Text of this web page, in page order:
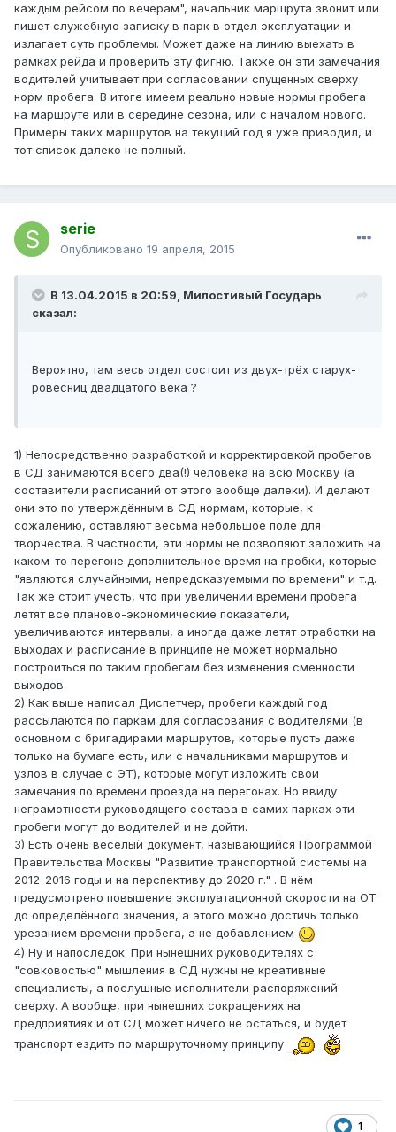
каждым рейсом по вечерам", начальник маршрута звонит или
пишет служебную записку в парк в отдел эксплуатации и
излагает суть проблемы. Может даже на линию выехать в
рамках рейда и проверить эту фигню. Также он эти замечания
водителей учитывает при согласовании спущенных сверху
норм пробега. В итоге имеем реально новые нормы пробега
на маршруте или в середине сезона, или с началом нового.
Примеры таких маршрутов на текущий год я уже приводил, и
тот список далеко не полный.
serie
Опубликовано 19 апреля, 2015
В 13.04.2015 в 20:59, Милостивый Государь
сказал:
Вероятно, там весь отдел состоит из двух-трёх старух-
ровесниц двадцатого века ?
1) Непосредственно разработкой и корректировкой пробегов
в СД занимаются всего два(!) человека на всю Москву (а
составители расписаний от этого вообще далеки). И делают
они это по утверждённым в СД нормам, которые, к
сожалению, оставляют весьма небольшое поле для
творчества. В частности, эти нормы не позволяют заложить на
каком-то перегоне дополнительное время на пробки, которые
"являются случайными, непредсказуемыми по времени" и т.д.
Так же стоит учесть, что при увеличении времени пробега
летят все планово-экономические показатели,
увеличиваются интервалы, а иногда даже летят отработки на
выходах и расписание в принципе не может нормально
построиться по таким пробегам без изменения сменности
выходов.
2) Как выше написал Диспетчер, пробеги каждый год
рассылаются по паркам для согласования с водителями (в
основном с бригадирами маршрутов, которые пусть даже
только на бумаге есть, или с начальниками маршрутов и
узлов в случае с ЭТ), которые могут изложить свои
замечания по времени проезда на перегонах. Но ввиду
неграмотности руководящего состава в самих парках эти
пробеги могут до водителей и не дойти.
3) Есть очень весёлый документ, называющийся Программой
Правительства Москвы "Развитие транспортной системы на
2012-2016 годы и на перспективу до 2020 г." . В нём
предусмотрено повышение эксплуатационной скорости на ОТ
до определённого значения, а этого можно достичь только
урезанием времени пробега, а не добавлением
4) Ну и напоследок. При нынешних руководителях с
"совковостью" мышления в СД нужны не креативные
специалисты, а послушные исполнители распоряжений
сверху. А вообще, при нынешних сокращениях на
предприятиях и от СД может ничего не остаться, и будет
транспорт ездить по маршруточному принципу
1